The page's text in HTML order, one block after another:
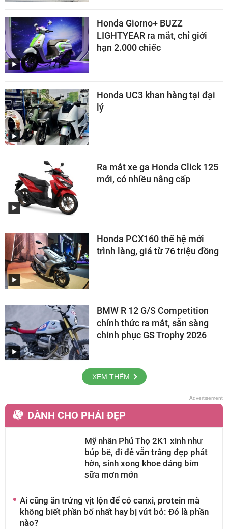
Honda Giorno+ BUZZ
LIGHTYEAR ra mắt, chỉ giới
hạn 2.000 chiếc
Honda UC3 khan hàng tại đại
lý
Ra mắt xe ga Honda Click 125
mới, có nhiều nâng cấp
Honda PCX160 thế hệ mới
trình làng, giá từ 76 triệu đồng
BMW R 12 G/S Competition
chính thức ra mắt, sẵn sàng
chinh phục GS Trophy 2026
XEM THÊM
DÀNH CHO PHÁI ĐẸP
Mỹ nhân Phú Thọ 2K1 xinh như
búp bê, đi đẻ vẫn trắng đẹp phát
hờn, sinh xong khoe dáng bỉm
sữa mơn mởn
Ai cũng ăn trứng vịt lộn để có canxi, protein mà
không biết phần bổ nhất hay bị vứt bỏ: Đó là phần
nào?